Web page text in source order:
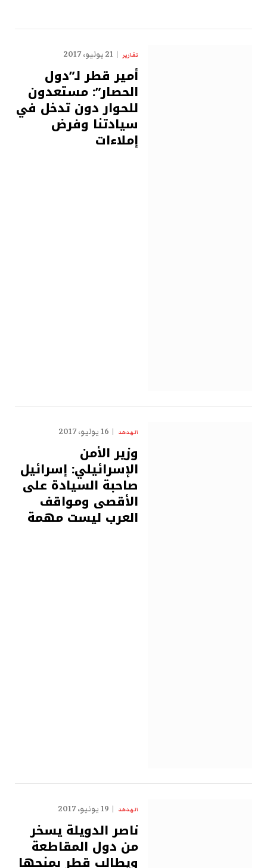
تقارير 21 يوليو، 2017
أمير قطر لـ”دول
الحصار”: مستعدون
للحوار دون تدخل في
سيادتنا وفرض
إملاءات
الهدهد 16 يوليو، 2017
وزير الأمن
الإسرائيلي: إسرائيل
صاحبة السيادة على
الأقصى ومواقف
العرب ليست مهمة
الهدهد 19 يونيو، 2017
ناصر الدويلة يسخر
من دول المقاطعة
ويطالب قطر بمنحها